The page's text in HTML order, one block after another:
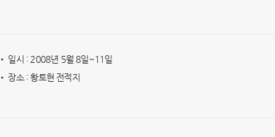
• 일시 : 2008년 5월 8일~11일
• 장소 : 황토현 전적지